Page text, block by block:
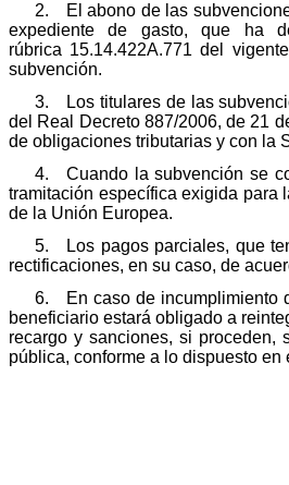
2. El abono de las
expediente de gasto, que ha
rúbrica 15.14.422A.771 del
subvención.
3. Los titulares de las
del Real Decreto 887/2006, de 21
de obligaciones tributarias y con la
4. Cuando la subvención se
tramitación específica exigida para
de la Unión Europea.
5. Los pagos parciales, que
rectificaciones, en su caso, de
6. En caso de incumplimiento
beneficiario estará obligado a
recargo y sanciones, si proceden,
pública, conforme a lo dispuesto